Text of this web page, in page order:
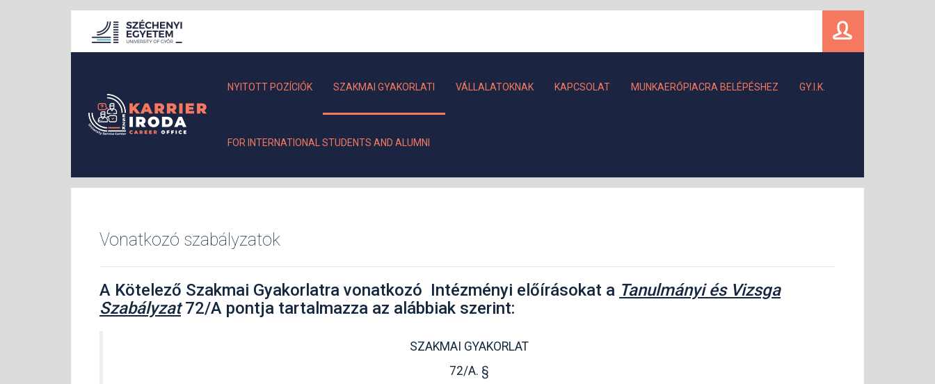
NYITOTT POZÍCIÓK SZAKMAI GYAKORLATI VÁLLALATOKNAK KAPCSOLAT MUNKAERŐPIACRA BELÉPÉSHEZ GY.I.K.
FOR INTERNATIONAL STUDENTS AND ALUMNI
Vonatkozó szabályzatok
A Kötelező Szakmai Gyakorlatra vonatkozó Intézményi előírásokat a Tanulmányi és Vizsga
Szabályzat 72/A pontja tartalmazza az alábbiak szerint:
SZAKMAI GYAKORLAT
72/A. §